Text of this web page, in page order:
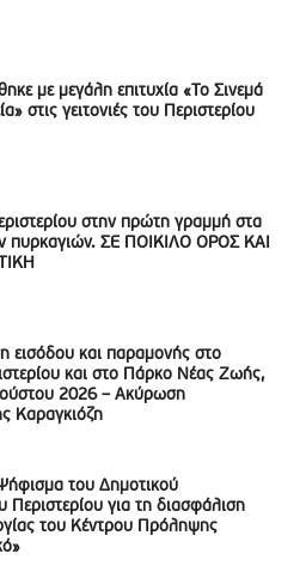
με μεγάλη επιτυχία «Το Σινεμά
στις γειτονιές του Περιστερίου
στην πρώτη γραμμή στα
πυρκαγιών. ΣΕ ΠΟΙΚΙΛΟ ΟΡΟΣ ΚΑΙ
εισόδου και παραμονής στο
και στο Πάρκο Νέας Ζωής,
2026 – Ακύρωση
Καραγκιόζη
του Δημοτικού
Περιστερίου για τη διασφάλιση
του Κέντρου Πρόληψης